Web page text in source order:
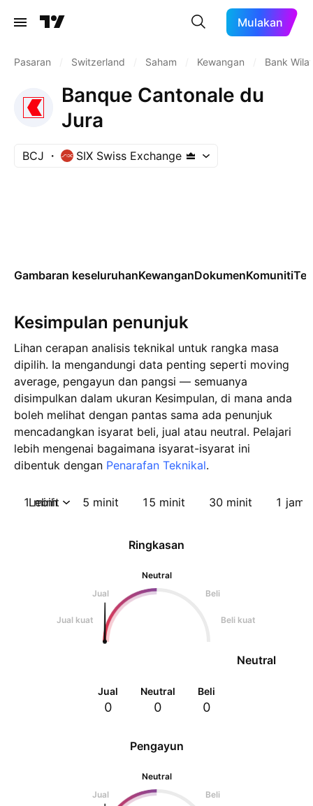
Mulakan
Pasaran Switzerland Saham Kewangan Bank
Banque Cantonale du
Jura
BCJ SIX Swiss Exchange
Gambaran keseluruhanKewanganDokumenKomuniti
Kesimpulan penunjuk
Lihan cerapan analisis teknikal untuk rangka masa
dipilih. Ia mengandungi data penting seperti moving
average, pengayun dan pangsi — semuanya
disimpulkan dalam ukuran Kesimpulan, di mana anda
boleh melihat dengan pantas sama ada penunjuk
mencadangkan isyarat beli, jual atau neutral. Pelajari
lebih mengenai bagaimana isyarat-isyarat ini
dibentuk dengan Penarafan Teknikal.
1 minit 5 minit 15 minit 30 minit 1 jam
Lebih
Pengayun
Neutral
Jual
Beli
Ringkasan
Neutral
Jual
Beli
Jual kuat Beli kuat
Neutral
Jual
0
Neutral
0
Beli
0